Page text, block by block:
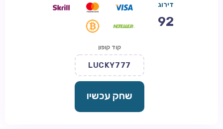
דירוג
92
קוד קופון
LUCKY777
שחק עכשיו